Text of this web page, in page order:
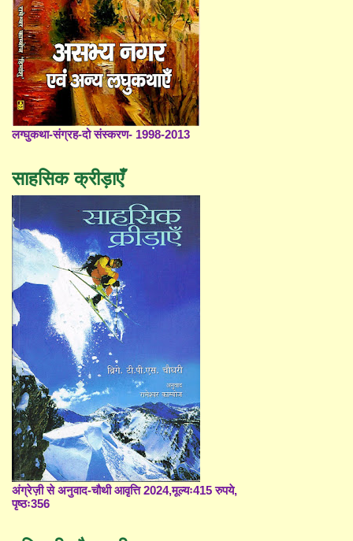
लग्घुकथा-संग्रह-दो संस्करण- 1998-2013
साहसिक क्रीड़ाएँ
अंग्रेज़ी से अनुवाद-चौथी आवृत्ति 2024,मूल्यः415 रुपये,
पृष्ठः356